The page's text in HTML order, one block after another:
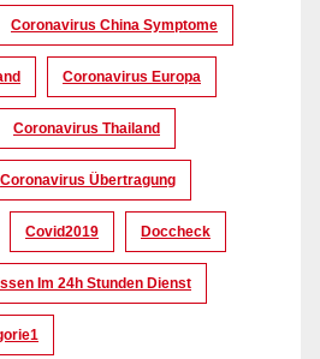
Coronavirus China Symptome
Coronavirus Europa
Coronavirus Thailand
Coronavirus Übertragung
Covid2019 Doccheck
Im 24h Stunden Dienst